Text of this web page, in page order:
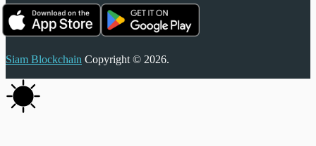
Siam Blockchain Copyright © 2026.